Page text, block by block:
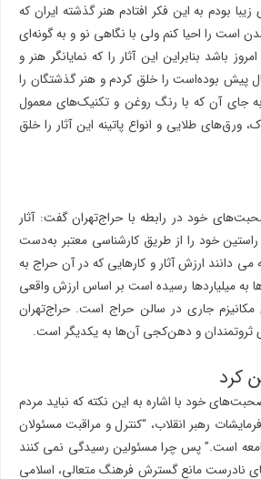
بودم به این فکر افتادم هنر گذشته ایران که
است را احیا کنم ولی با نگاهی نو و به گونه‌ای
باشد بنابراین این آثار را که نمایانگر هنر و
پیش بوده‌است را خلق کردم و هنر گذشتگان را
به جای آن که با رنگ روغن و تکنیک‌های معمول
ورق‌های طلایی و انواع پاتینه این آثار را خلق
صحبت‌های خود در رابطه با حراج‌تهران گفت: آثار
خود را از طریق کارشناسی معتبر به‌دست
می دانند ارزش آثار و کارهایی که در آن حراج به
میلیاردها رسیده است بر اساس ارزش واقعی
جاری در سالن حراج است. حراج‌تهران
ثروتمندان و دهن‌کجی آن‌ها به یکدیگر است.
کرد
خود با اشاره به این نکته که نباید مردم
رهبر انقلاب، “کنترل و مراقبت مسئولان
است.” پس چرا مسئولین رسیدگی نمی کنند
نادرست مانع گسترش فرهنگ متعالی، اسلامی